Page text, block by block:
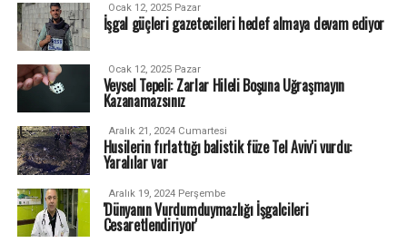
Ocak 12, 2025 Pazar
İşgal güçleri gazetecileri hedef almaya devam ediyor
Ocak 12, 2025 Pazar
Veysel Tepeli: Zarlar Hileli Boşuna Uğraşmayın
Kazanamazsınız
Aralık 21, 2024 Cumartesi
Husilerin fırlattığı balistik füze Tel Aviv'i vurdu:
Yaralılar var
Aralık 19, 2024 Perşembe
'Dünyanın Vurdumduymazlığı İşgalcileri
Cesaretlendiriyor'